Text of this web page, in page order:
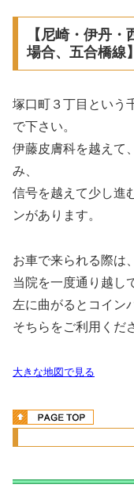
【尼崎・伊丹
場合、五合橋線】
塚口町３丁目という
で下さい。
伊藤皮膚科を越えて
み、
信号を越えて少し進
ンがあります。
お車で来られる際は
当院を一度通り越し
左に曲がるとコイン
そちらをご利用くだ
大きな地図で見る